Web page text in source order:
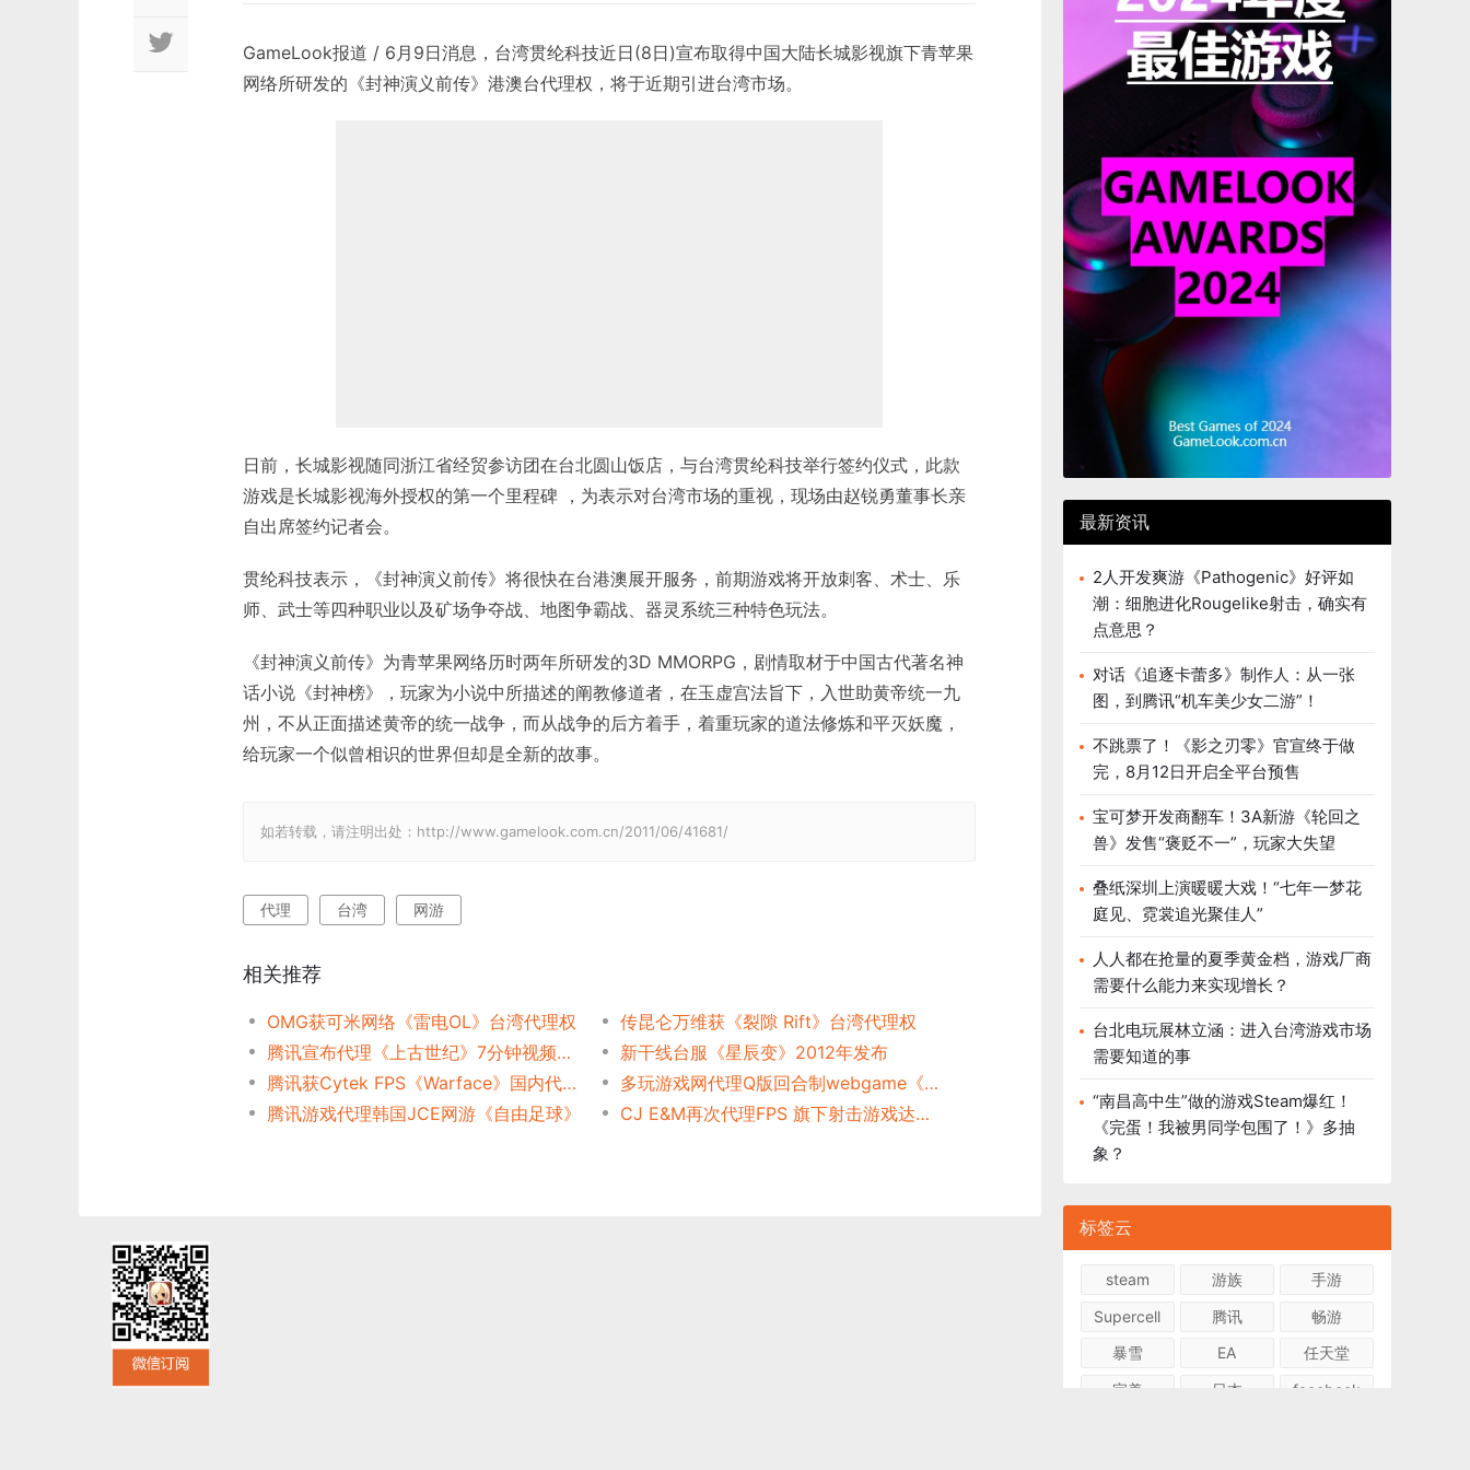
GameLook报道 / 6月9日消息，台湾贯纶科技近日(8日)宣布取得中国大陆长城影视旗下青苹果
网络所研发的《封神演义前传》港澳台代理权，将于近期引进台湾市场。
日前，长城影视随同浙江省经贸参访团在台北圆山饭店，与台湾贯纶科技举行签约仪式，此款
游戏是长城影视海外授权的第一个里程碑 ，为表示对台湾市场的重视，现场由赵锐勇董事长亲
自出席签约记者会。
贯纶科技表示，《封神演义前传》将很快在台港澳展开服务，前期游戏将开放刺客、术士、乐
师、武士等四种职业以及矿场争夺战、地图争霸战、器灵系统三种特色玩法。
《封神演义前传》为青苹果网络历时两年所研发的3D MMORPG，剧情取材于中国古代著名神
话小说《封神榜》，玩家为小说中所描述的阐教修道者，在玉虚宫法旨下，入世助黄帝统一九
州，不从正面描述黄帝的统一战争，而从战争的后方着手，着重玩家的道法修炼和平灭妖魔，
给玩家一个似曾相识的世界但却是全新的故事。
如若转载，请注明出处：http://www.gamelook.com.cn/2011/06/41681/
代理 台湾 网游
相关推荐
OMG获可米网络《雷电OL》台湾代理权
传昆仑万维获《裂隙 Rift》台湾代理权
腾讯宣布代理《上古世纪》7分钟视频曝光
新干线台服《星辰变》2012年发布
腾讯获Cytek FPS《Warface》国内代理权
多玩游戏网代理Q版回合制webgame《魔力学堂》
腾讯游戏代理韩国JCE网游《自由足球》
CJ E&M再次代理FPS 旗下射击游戏达6款
最新资讯
2人开发爽游《Pathogenic》好评如
潮：细胞进化Rougelike射击，确实有
点意思？
对话《追逐卡蕾多》制作人：从一张
图，到腾讯“机车美少女二游”！
不跳票了！《影之刃零》官宣终于做
完，8月12日开启全平台预售
宝可梦开发商翻车！3A新游《轮回之
兽》发售“褒贬不一”，玩家大失望
叠纸深圳上演暖暖大戏！“七年一梦花
庭见、霓裳追光聚佳人”
人人都在抢量的夏季黄金档，游戏厂商
需要什么能力来实现增长？
台北电玩展林立涵：进入台湾游戏市场
需要知道的事
“南昌高中生”做的游戏Steam爆红！
《完蛋！我被男同学包围了！》多抽
象？
标签云
steam 游族
手游
Supercell
腾讯
畅游
暴雪
EA
任天堂
完美
日本
facebook